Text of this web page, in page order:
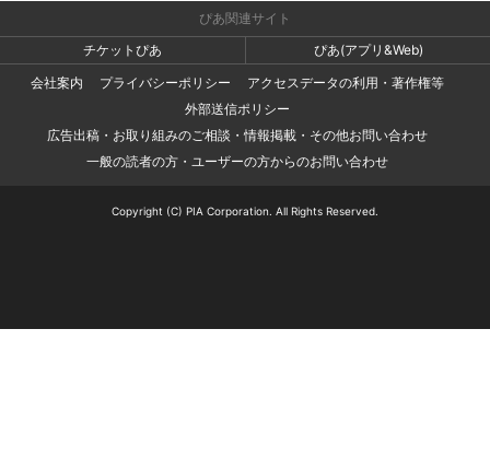
ぴあ関連サイト
チケットぴあ
ぴあ(アプリ&Web)
会社案内
プライバシーポリシー
アクセスデータの利用・著作権等
外部送信ポリシー
広告出稿・お取り組みのご相談・情報掲載・その他お問い合わせ
一般の読者の方・ユーザーの方からのお問い合わせ
Copyright (C) PIA Corporation. All Rights Reserved.